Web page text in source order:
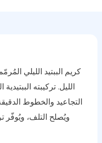
كريم الببتيد الليلي
الليل. تركيبته
التجاعيد والخطوط
ويُصلح التلف، ويُوفّر